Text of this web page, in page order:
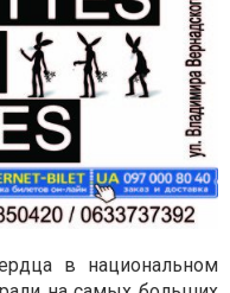
в национальном